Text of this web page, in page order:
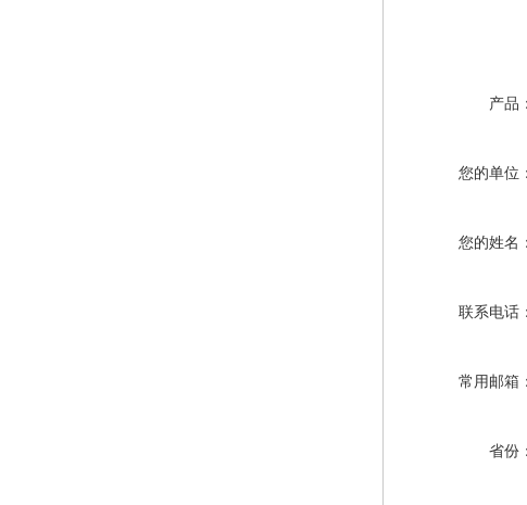
产品：
您的单位：
您的姓名：
联系电话：
常用邮箱：
省份：